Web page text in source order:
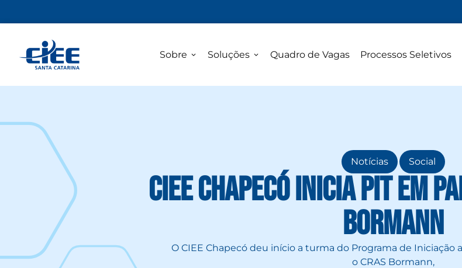
Sobre Soluções Quadro de Vagas Processos Seletivos
Notícias , Social
CIEE Chapecó inicia PIT em
Bormann
O CIEE Chapecó deu início a turma do Programa de Iniciação
o CRAS Bormann,